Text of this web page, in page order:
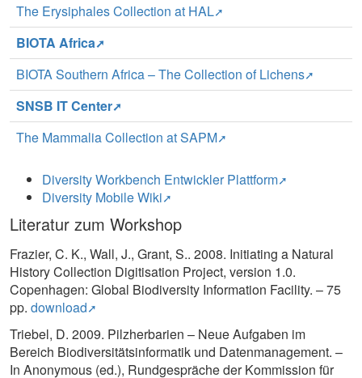
The Erysiphales Collection at HAL
BIOTA Africa
BIOTA Southern Africa – The Collection of Lichens
SNSB IT Center
The Mammalia Collection at SAPM
Diversity Workbench Entwickler Plattform
Diversity Mobile Wiki
Literatur zum Workshop
Frazier, C. K., Wall, J., Grant, S.. 2008. Initiating a Natural
History Collection Digitisation Project, version 1.0.
Copenhagen: Global Biodiversity Information Facility. – 75
pp. download
Triebel, D. 2009. Pilzherbarien – Neue Aufgaben im
Bereich Biodiversitätsinformatik und Datenmanagement. –
In Anonymous (ed.), Rundgespräche der Kommission für